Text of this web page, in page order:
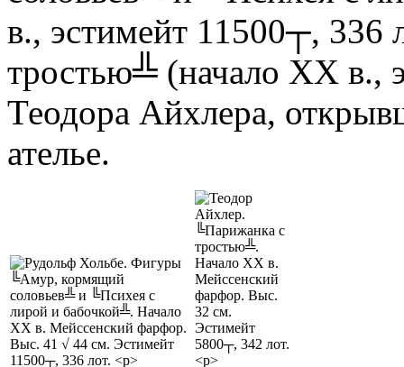
в., эстимейт 11500┬, 336
тростью╩ (начало XX в.,
Теодора Айхлера,
ателье.